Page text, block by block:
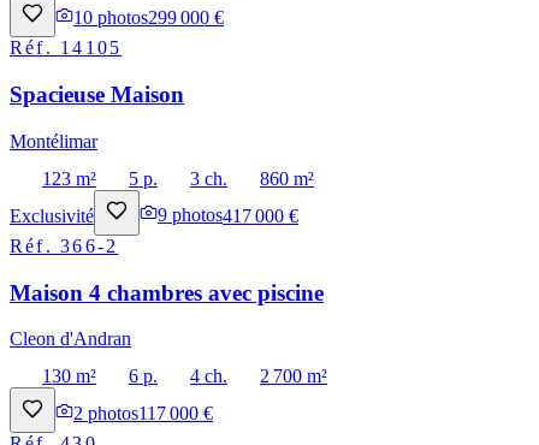
10 photos299 000 €
Réf. 14105
Spacieuse Maison
Montélimar
123 m²
5 p. 3 ch.
860 m²
Exclusivité
9 photos417 000 €
Réf.366-2
Maison 4 chambres avec piscine
Cleon d'Andran
130 m²
6 p. 4 ch.
2 700 m²
2 photos117 000 €